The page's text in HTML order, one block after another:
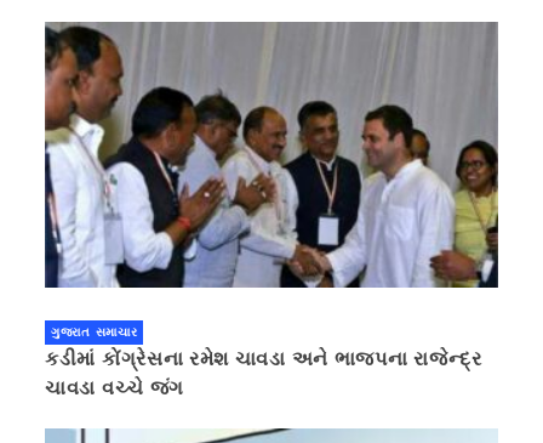
ગુજરાત સમાચાર
કડીમાં કોંગ્રેસના રમેશ ચાવડા અને ભાજપના રાજેન્દ્ર
ચાવડા વચ્ચે જંગ